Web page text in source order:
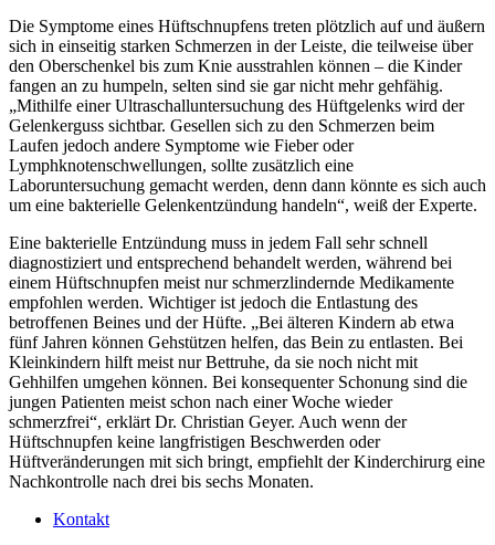
Die Symptome eines Hüftschnupfens treten plötzlich auf und äußern
sich in einseitig starken Schmerzen in der Leiste, die teilweise über
den Oberschenkel bis zum Knie ausstrahlen können – die Kinder
fangen an zu humpeln, selten sind sie gar nicht mehr gehfähig.
„Mithilfe einer Ultraschalluntersuchung des Hüftgelenks wird der
Gelenkerguss sichtbar. Gesellen sich zu den Schmerzen beim
Laufen jedoch andere Symptome wie Fieber oder
Lymphknotenschwellungen, sollte zusätzlich eine
Laboruntersuchung gemacht werden, denn dann könnte es sich auch
um eine bakterielle Gelenkentzündung handeln“, weiß der Experte.
Eine bakterielle Entzündung muss in jedem Fall sehr schnell
diagnostiziert und entsprechend behandelt werden, während bei
einem Hüftschnupfen meist nur schmerzlindernde Medikamente
empfohlen werden. Wichtiger ist jedoch die Entlastung des
betroffenen Beines und der Hüfte. „Bei älteren Kindern ab etwa
fünf Jahren können Gehstützen helfen, das Bein zu entlasten. Bei
Kleinkindern hilft meist nur Bettruhe, da sie noch nicht mit
Gehhilfen umgehen können. Bei konsequenter Schonung sind die
jungen Patienten meist schon nach einer Woche wieder
schmerzfrei“, erklärt Dr. Christian Geyer. Auch wenn der
Hüftschnupfen keine langfristigen Beschwerden oder
Hüftveränderungen mit sich bringt, empfiehlt der Kinderchirurg eine
Nachkontrolle nach drei bis sechs Monaten.
Kontakt